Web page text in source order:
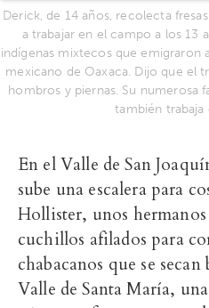
Derick, de 14 años, recolecta
a trabajar en el campo a los 13
indígenas mixtecos que emigraron
mexicano de Oaxaca. Dijo que el
hombros y piernas. Su numerosa
también trabaja
En el Valle de San
sube una escalera para
Hollister, unos hermanos
cuchillos afilados para
chabacanos que se
Valle de Santa María,